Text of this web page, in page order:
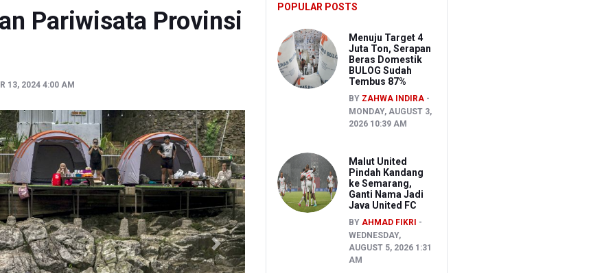
ESDM Kaji Pengembangan PLTS Sepanjang Jalan Tol Trans-Jawa
Pariwisata Provinsi
13, 2024 4:00 AM
Next
POPULAR POSTS
Menuju Target 4
Juta Ton, Serapan
Beras Domestik
BULOG Sudah
Tembus 87%
BY ZAHWA INDIRA
MONDAY, AUGUST 3,
2026 10:39 AM
Malut United
Pindah Kandang
ke Semarang,
Ganti Nama Jadi
Java United FC
BY AHMAD FIKRI
WEDNESDAY,
AUGUST 5, 2026 1:31
AM